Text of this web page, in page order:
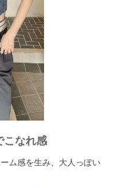
こなれ感
ム感を生み、大人っぽい